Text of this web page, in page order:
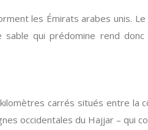
les Émirats arabes unis.
qui prédomine rend
carrés situés entre la
occidentales du Hajjar – qui